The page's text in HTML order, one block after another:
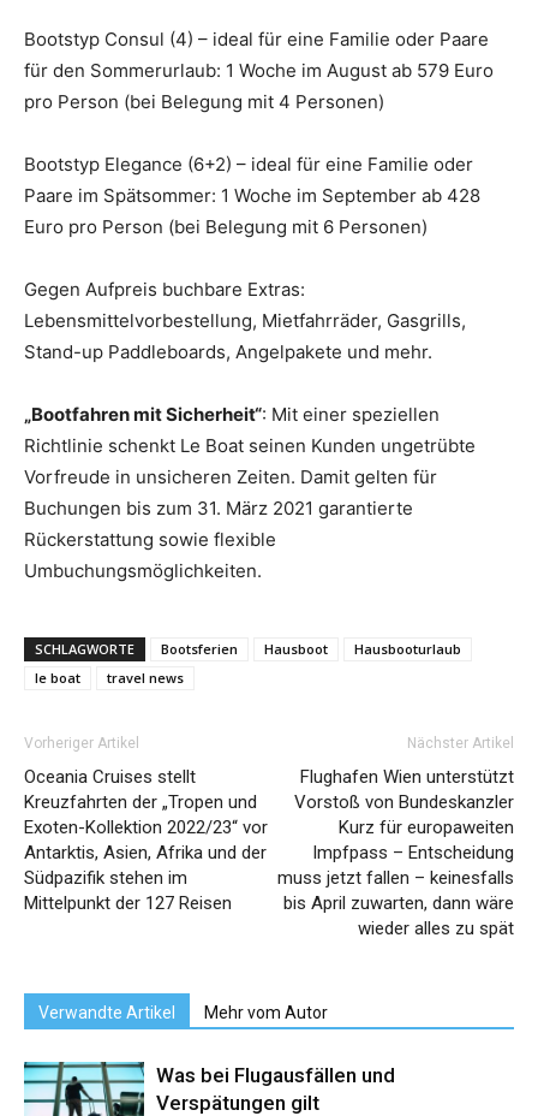
Bootstyp Consul (4) – ideal für eine Familie oder Paare
für den Sommerurlaub: 1 Woche im August ab 579 Euro
pro Person (bei Belegung mit 4 Personen)
Bootstyp Elegance (6+2) – ideal für eine Familie oder
Paare im Spätsommer: 1 Woche im September ab 428
Euro pro Person (bei Belegung mit 6 Personen)
Gegen Aufpreis buchbare Extras:
Lebensmittelvorbestellung, Mietfahrräder, Gasgrills,
Stand-up Paddleboards, Angelpakete und mehr.
„Bootfahren mit Sicherheit“: Mit einer speziellen
Richtlinie schenkt Le Boat seinen Kunden ungetrübte
Vorfreude in unsicheren Zeiten. Damit gelten für
Buchungen bis zum 31. März 2021 garantierte
Rückerstattung sowie flexible
Umbuchungsmöglichkeiten.
SCHLAGWORTE Bootsferien Hausboot
Hausbooturlaub
le boat
travel news
Vorheriger Artikel
Oceania Cruises stellt
Kreuzfahrten der „Tropen und
Exoten-Kollektion 2022/23“ vor
Antarktis, Asien, Afrika und der
Südpazifik stehen im
Mittelpunkt der 127 Reisen
Nächster Artikel
Flughafen Wien unterstützt
Vorstoß von Bundeskanzler
Kurz für europaweiten
Impfpass – Entscheidung
muss jetzt fallen – keinesfalls
bis April zuwarten, dann wäre
wieder alles zu spät
Verwandte Artikel Mehr vom Autor
Was bei Flugausfällen und
Verspätungen gilt